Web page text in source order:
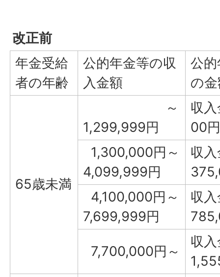
改正前
年金受給
者の年齢
公的年金等の収
入金額
公
の
65歳未満
～
1,299,999円
収
00円
1,300,000円～
4,099,999円
収
4,100,000円～
7,699,999円
収
7,700,000円～
収